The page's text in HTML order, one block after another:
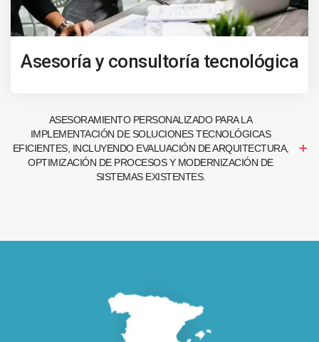
Asesoría y consultoría tecnológica
ASESORAMIENTO PERSONALIZADO PARA LA
IMPLEMENTACIÓN DE SOLUCIONES TECNOLÓGICAS
EFICIENTES, INCLUYENDO EVALUACIÓN DE ARQUITECTURA,
OPTIMIZACIÓN DE PROCESOS Y MODERNIZACIÓN DE
SISTEMAS EXISTENTES.